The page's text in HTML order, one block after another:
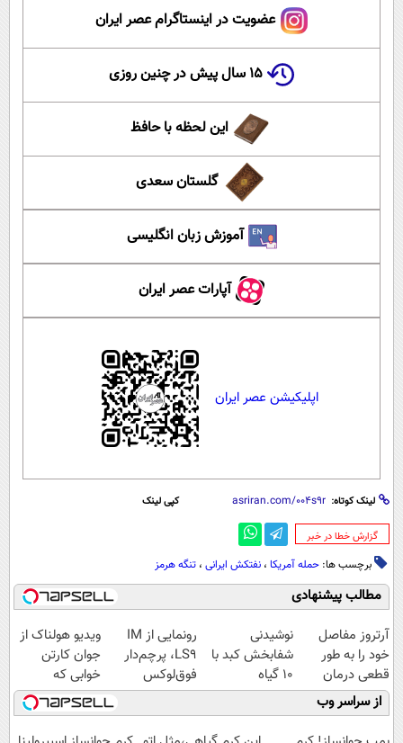
عضویت در اینستاگرام عصر ایران
۱۵ سال پیش در چنین روزی
این لحظه با حافظ
گلستان سعدی
آموزش زبان انگلیسی
آپارات عصر ایران
اپلیکیشن عصر ایران
لینک کوتاه: کپی لینک
‌گزارش خطا در خبر
برچسب ها: حمله آمریکا ، نفتکش ایرانی ، تنگه هرمز
مطالب پیشنهادی
آرتروز مفاصل
خود را به طور
قطعی درمان
کنید!
◗پرسش‌نامه◖
نوشیدنی
شفابخش کبد با
10 گیاه
موثر(تخفیف تا
امشب)
رونمایی از IM
LS9، پرچم‌دار
فوق‌لوکس
EREV وارد بازار
ایران شد
ویدیو هولناک از
جوان کارتن
خوابی که
میلیاردر شد.
آموزش رایگان
از سراسر وب